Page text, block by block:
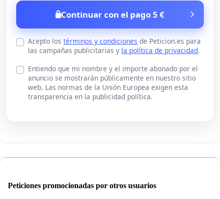
Continuar con el pago 5 €
Acepto los términos y condiciones de Peticion.es para
las campañas publicitarias y la política de privacidad.
Entiendo que mi nombre y el importe abonado por el
anuncio se mostrarán públicamente en nuestro sitio
web. Las normas de la Unión Europea exigen esta
transparencia en la publicidad política.
Peticiones promocionadas por otros usuarios